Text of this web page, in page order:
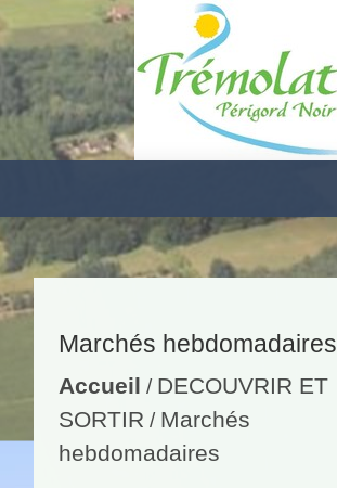
Marchés hebdomadaires
Accueil / DECOUVRIR ET
SORTIR / Marchés
hebdomadaires